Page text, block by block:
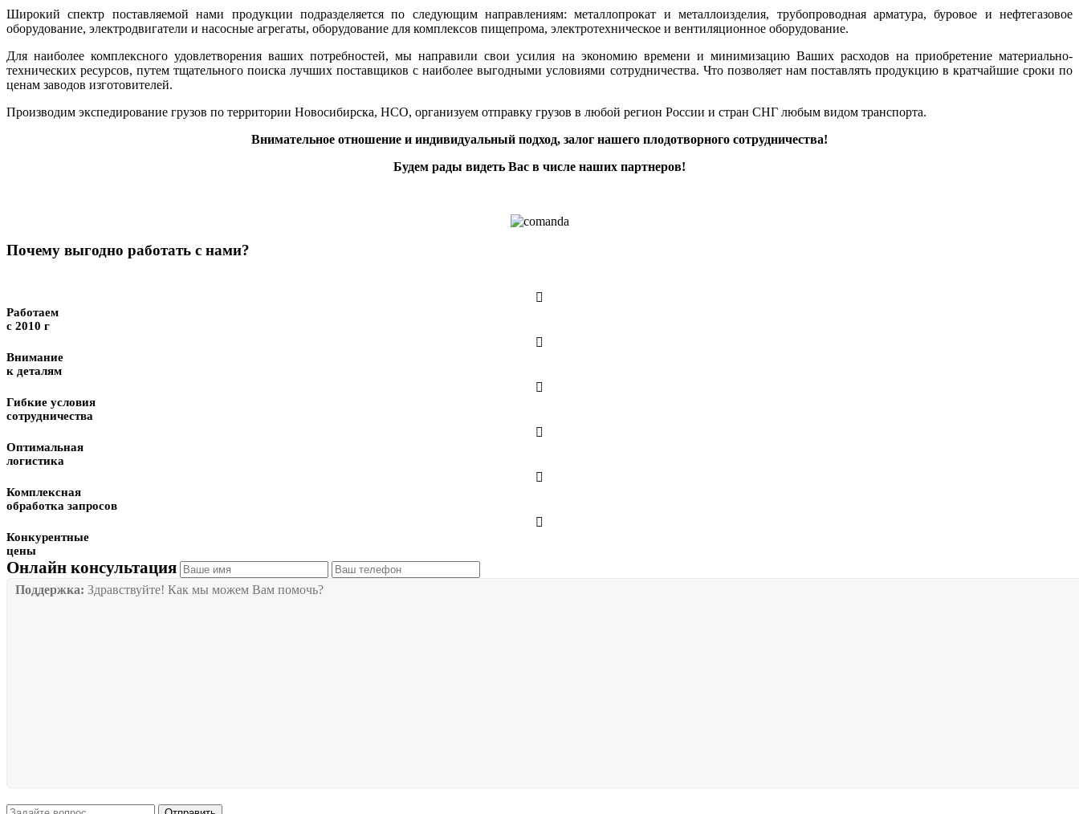
Широкий спектр поставляемой нами продукции подразделяется по следующим направлениям: металлопрокат и металлоизделия, трубопроводная арматура, буровое и нефтегазовое
оборудование, электродвигатели и насосные агрегаты, оборудование для комплексов пищепрома, электротехническое и вентиляционное оборудование.
Для наиболее комплексного удовлетворения ваших потребностей, мы направили свои усилия на экономию времени и минимизацию Ваших расходов на приобретение материально-
технических ресурсов, путем тщательного поиска лучших поставщиков с наиболее выгодными условиями сотрудничества. Что позволяет нам поставлять продукцию в кратчайшие сроки по
ценам заводов изготовителей.
Производим экспедирование грузов по территории Новосибирска, НСО, организуем отправку грузов в любой регион России и стран СНГ любым видом транспорта.
Внимательное отношение и индивидуальный подход, залог нашего плодотворного сотрудничества!
Будем рады видеть Вас в числе наших партнеров!
Почему выгодно работать с нами?

Работаем
с 2010 г

Внимание
к деталям

Гибкие условия
сотрудничества

Оптимальная
логистика

Комплексная
обработка запросов

Конкурентные
цены
Онлайн консультация
Поддержка: Здравствуйте! Как мы можем Вам помочь?